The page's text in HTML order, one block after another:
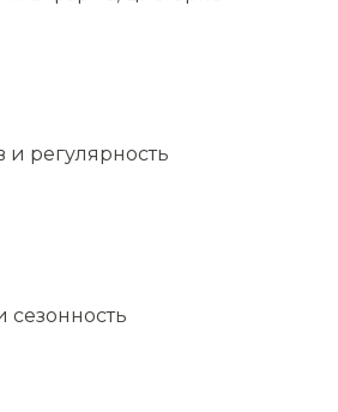
и регулярность
сезонность